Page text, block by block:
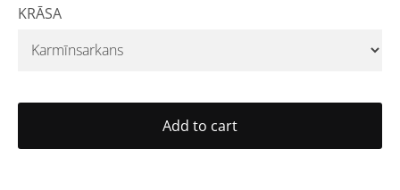
KRĀSA
Add to cart